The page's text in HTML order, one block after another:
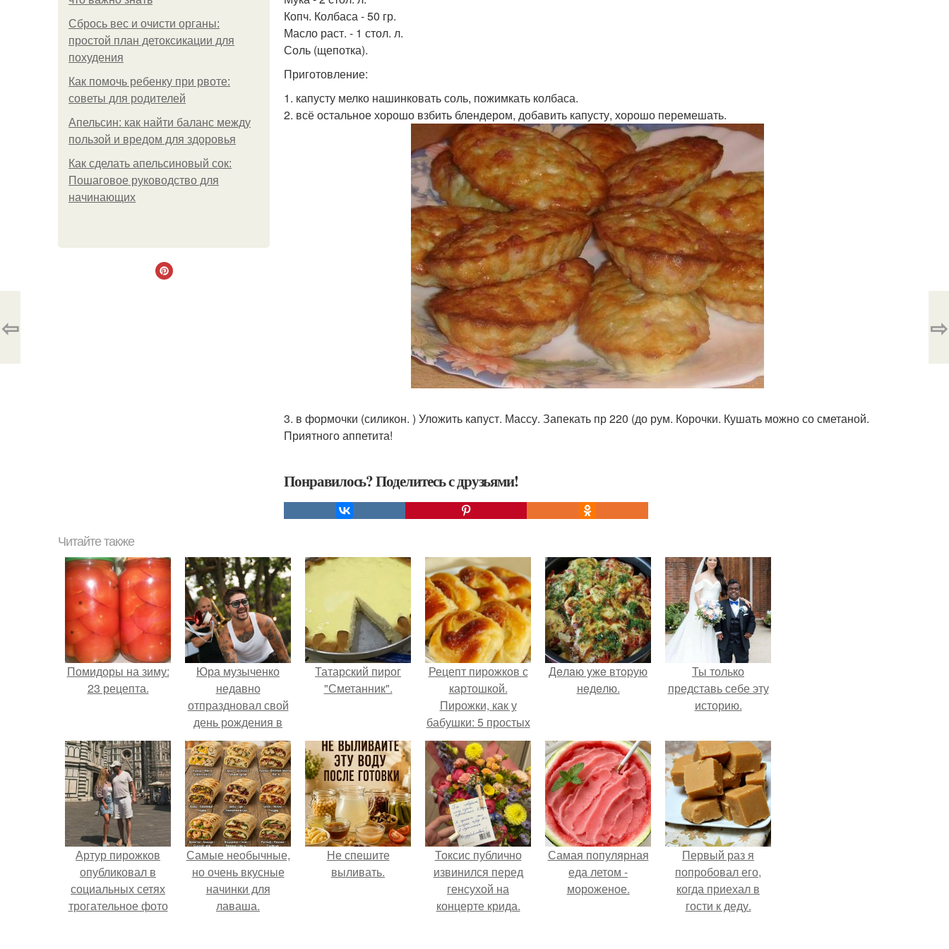
Сбрось вес и очисти органы:
простой план детоксикации для
похудения
Как помочь ребенку при рвоте:
советы для родителей
Апельсин: как найти баланс между
пользой и вредом для здоровья
Как сделать апельсиновый сок:
Пошаговое руководство для
начинающих
Копч. Колбаса - 50 гр.
Масло раст. - 1 стол. л.
Соль (щепотка).
Приготовление:
1. капусту мелко нашинковать соль, пожимкать колбаса.
2. всё остальное хорошо взбить блендером, добавить капусту, хорошо перемешать.
3. в формочки (силикон. ) Уложить капуст. Массу. Запекать пр 220 (до рум. Корочки. Кушать можно со сметаной.
Приятного аппетита!
Понравилось? Поделитесь с друзьями!
⇦ ⇨
Читайте также
Помидоры на зиму:
23 рецепта.
Юра музыченко
недавно
отпраздновал свой
день рождения в
кругу самых
близких и родных
людей.
Татарский пирог
"Сметанник".
Рецепт пирожков с
картошкой.
Пирожки, как у
бабушки: 5 простых
рецептов.
Дeлaю yжe втopую
нeдeлю.
Ты только
представь себе эту
историю.
Артур пирожков
опубликовал в
социальных сетях
трогательное фото
Самые необычные,
но очень вкусные
начинки для
лаваша.
Не спешите
выливать.
Токсис публично
извинился перед
генсухой на
концерте крида.
Самая популярная
еда летом -
мороженое.
Первый раз я
попробовал его,
когда приехал в
гости к деду.